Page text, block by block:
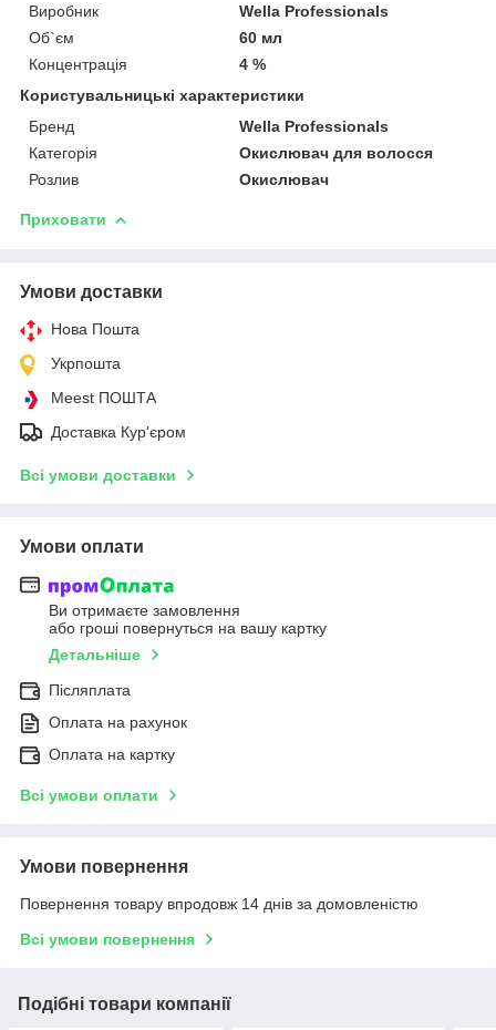
Виробник
Wella Professionals
Об`єм
60 мл
Концентрація
4 %
Користувальницькі характеристики
Бренд
Wella Professionals
Категорія
Окислювач для волосся
Розлив
Окислювач
Приховати
Умови доставки
Нова Пошта
Укрпошта
Meest ПОШТА
Доставка Кур'єром
Всі умови доставки
Умови оплати
Ви отримаєте замовлення
або гроші повернуться на вашу картку
Детальніше
Післяплата
Оплата на рахунок
Оплата на картку
Всі умови оплати
Умови повернення
Повернення товару впродовж 14 днів за домовленістю
Всі умови повернення
Подібні товари компанії